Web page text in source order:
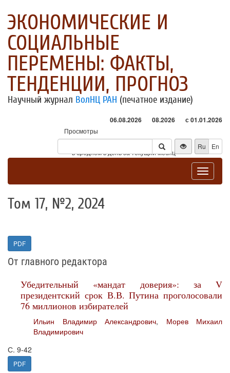
ЭКОНОМИЧЕСКИЕ И
СОЦИАЛЬНЫЕ
ПЕРЕМЕНЫ: ФАКТЫ,
ТЕНДЕНЦИИ, ПРОГНОЗ
Научный журнал ВолНЦ РАН (печатное издание)
06.08.2026 08.2026 с 01.01.2026
Просмотры
Посетители
* - в среднем в день за текущий месяц
Ru En
Toggle
Том 17, №2, 2024
PDF
От главного редактора
Убедительный «мандат доверия»: за V
президентский срок В.В. Путина проголосовали
76 миллионов избирателей
Ильин Владимир Александрович, Морев Михаил
Владимирович
С. 9-42
PDF